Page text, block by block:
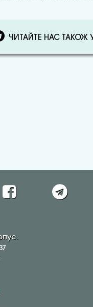
ЧИТАЙТЕ НАС ТАКОЖ У